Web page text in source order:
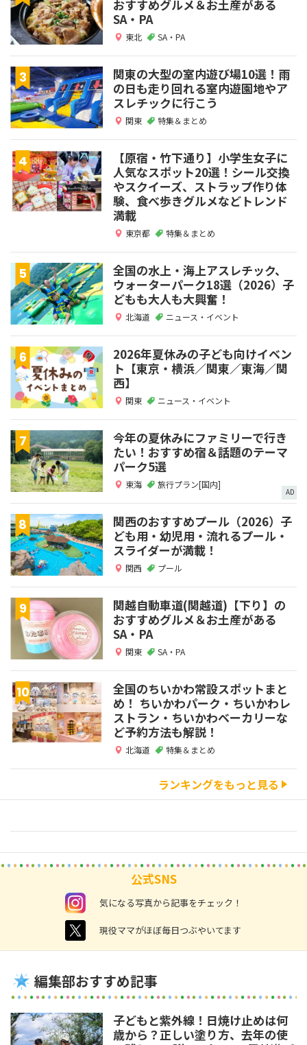
おすすめグルメ＆お土産がある
SA・PA
東北 SA・PA
関東の大型の室内遊び場10選！雨
の日も走り回れる室内遊園地やア
スレチックに行こう
関東 特集＆まとめ
【原宿・竹下通り】小学生女子に
人気なスポット20選！シール交換
やスクイーズ、ストラップ作り体
験、食べ歩きグルメなどトレンド
満載
東京都 特集＆まとめ
全国の水上・海上アスレチック、
ウォーターパーク18選（2026）子
どもも大人も大興奮！
北海道 ニュース・イベント
2026年夏休みの子ども向けイベン
ト【東京・横浜／関東／東海／関
西】
関東 ニュース・イベント
今年の夏休みにファミリーで行き
たい！おすすめ宿＆話題のテーマ
パーク5選
東海 旅行プラン[国内]
AD
関西のおすすめプール（2026）子
ども用・幼児用・流れるプール・
スライダーが満載！
関西 プール
関越自動車道(関越道)【下り】の
おすすめグルメ＆お土産がある
SA・PA
関東 SA・PA
全国のちいかわ常設スポットまと
め！ ちいかわパーク・ちいかわレ
ストラン・ちいかわベーカリーな
ど予約方法も解説！
北海道 特集＆まとめ
ランキングをもっと見る
公式SNS
instagram 気になる写真から記事をチェック！
twitter 現役ママがほぼ毎日つぶやいてます
編集部おすすめ記事
子どもと紫外線！日焼け止めは何
歳から？正しい塗り方、去年の使